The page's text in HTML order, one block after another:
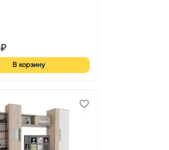
₽
В корзину